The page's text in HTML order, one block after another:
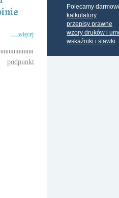
Polecamy
kalkulatory
przepisy prawne
wzory druków i
wskaźniki i stawki
… więcej
podpunkt